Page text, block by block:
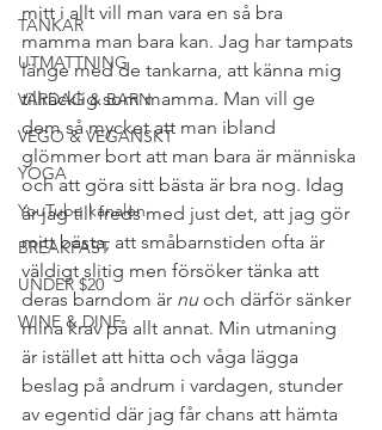
TANKAR
UTMATTNING
VARDAG & BARN
VEGO & VEGANSKT
YOGA
YouTube kanalen
BREAKFAST
UNDER $20
WINE & DINE
mitt i allt vill man vara en så bra
mamma man bara kan. Jag har tampats
länge med de tankarna, att känna mig
tillräcklig som mamma. Man vill ge
dem så mycket att man ibland
glömmer bort att man bara är människa
och att göra sitt bästa är bra nog. Idag
är jag till freds med just det, att jag gör
mitt bästa, att småbarnstiden ofta är
väldigt slitig men försöker tänka att
deras barndom är nu och därför sänker
mina krav på allt annat. Min utmaning
är istället att hitta och våga lägga
beslag på andrum i vardagen, stunder
av egentid där jag får chans att hämta